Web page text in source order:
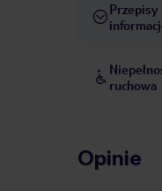
Przepisy
ruchowa
Opinie